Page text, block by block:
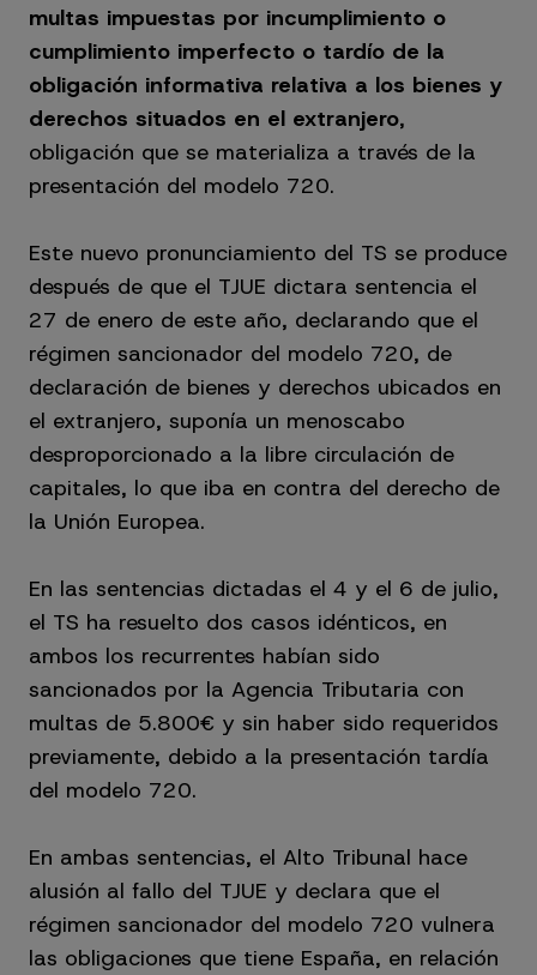
multas impuestas por incumplimiento o
cumplimiento imperfecto o tardío de la
obligación informativa relativa a los bienes y
derechos situados en el extranjero,
obligación que se materializa a través de la
presentación del modelo 720.
Este nuevo pronunciamiento del TS se produce
después de que el TJUE dictara sentencia el
27 de enero de este año, declarando que el
régimen sancionador del modelo 720, de
declaración de bienes y derechos ubicados en
el extranjero, suponía un menoscabo
desproporcionado a la libre circulación de
capitales, lo que iba en contra del derecho de
la Unión Europea.
En las sentencias dictadas el 4 y el 6 de julio,
el TS ha resuelto dos casos idénticos, en
ambos los recurrentes habían sido
sancionados por la Agencia Tributaria con
multas de 5.800€ y sin haber sido requeridos
previamente, debido a la presentación tardía
del modelo 720.
En ambas sentencias, el Alto Tribunal hace
alusión al fallo del TJUE y declara que el
régimen sancionador del modelo 720 vulnera
las obligaciones que tiene España, en relación